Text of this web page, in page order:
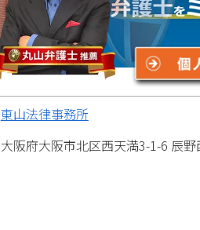
東山法律事務所
大阪府大阪市北区西天満3-1-6 辰